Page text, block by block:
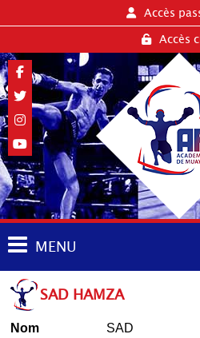
Accès
Accès
MENU
SAD HAMZA
Nom
SAD